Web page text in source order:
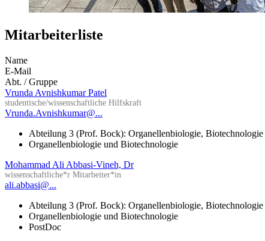
Mitarbeiterliste
Name
E-Mail
Abt. / Gruppe
Vrunda Avnishkumar Patel
studentische/wissenschaftliche Hilfskraft
Vrunda.Avnishkumar@...
Abteilung 3 (Prof. Bock): Organellenbiologie,
Organellenbiologie und Biotechnologie
Mohammad Ali Abbasi-Vineh, Dr
wissenschaftliche*r Mitarbeiter*in
ali.abbasi@...
Abteilung 3 (Prof. Bock): Organellenbiologie,
Organellenbiologie und Biotechnologie
PostDoc